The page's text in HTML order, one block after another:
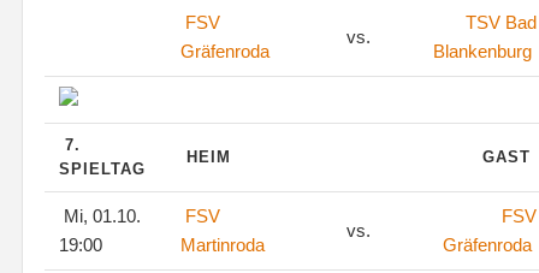
FSV
Gräfenroda
vs.
TSV Bad
Blankenburg
7.
SPIELTAG
HEIM GAST
Mi, 01.10.
19:00
FSV
Martinroda
vs.
FSV
Gräfenroda